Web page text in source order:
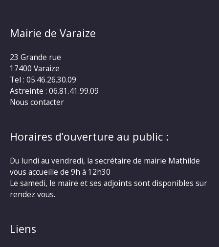
Mairie de Varaize
23 Grande rue
17400 Varaize
Tel : 05.46.26.30.09
Astreinte : 06.81.41.99.09
Nous contacter
Horaires d’ouverture au public :
Du lundi au vendredi, la secrétaire de mairie Mathilde
vous accueille de 9h à 12h30
Le samedi, le maire et ses adjoints sont disponibles sur
rendez vous.
Liens